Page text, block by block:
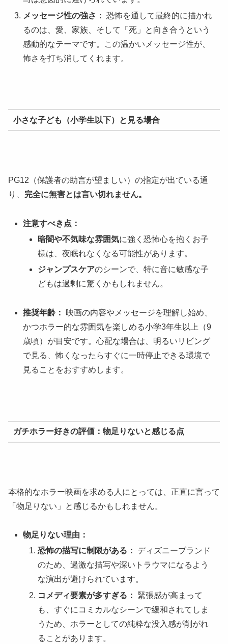
メッセージ性の強さ： 恐怖を通して最終的に描かれ
るのは、愛、家族、そして「死」と向き合うという
感動的なテーマです。この温かいメッセージ性が、
怖さを打ち消してくれます。
小さな子ども（小学生以下）と見る場合
PG12（保護者の助言が望ましい）の指定が出ている通
り、 完全に無害とは言い切れません。
注意すべき点：
暗闇や不気味な雰囲気に強く恐怖心を抱くお子
様は、夜眠れなくなる可能性があります。
ジャンプスケアのシーンで、特に音に敏感な子
どもは過剰に驚くかもしれません。
推奨年齢：
映画の内容やメッセージを理解し始め、
かつホラー的な雰囲気を楽しめる小学3年生以上（9
歳頃）が目安です。心配な場合は、明るいリビング
で見る、怖くなったらすぐに一時停止できる環境で
見ることをおすすめします。
ガチホラー好きの評価：物足りないと感じる点
本格的なホラー映画を求める人にとっては、正直に言って
「物足りない」と感じるかもしれません。
物足りない理由：
恐怖の描写に制限がある：
ディズニーブランド
のため、過激な描写や深いトラウマになるよう
な演出が避けられています。
コメディ要素が多すぎる：
緊張感が高まって
も、すぐにコミカルなシーンで緩和されてしま
うため、ホラーとしての純粋な没入感が削がれ
ることがあります。